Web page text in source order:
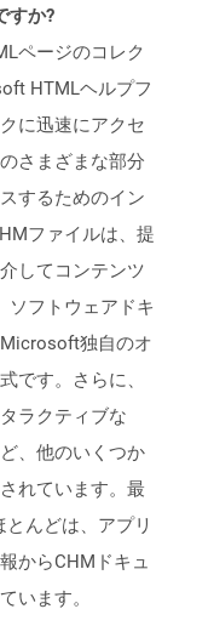
すか?
ページのコレク
HTMLヘルプフ
に迅速にアクセ
さまざまな部分
するためのイン
ファイルは、提
してコンテンツ
ソフトウェアドキ
独自のオ
です。さらに、
ラクティブな
、他のいくつか
れています。最
んどは、アプリ
からCHMドキュ
います。